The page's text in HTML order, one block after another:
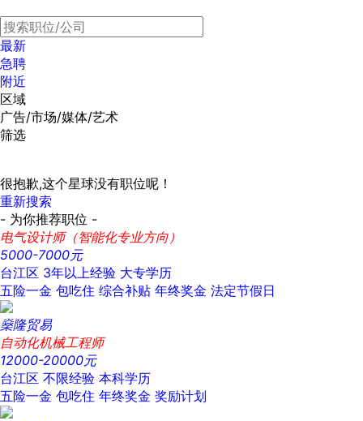
最新
急聘
附近
区域
广告/市场/媒体/艺术
筛选
很抱歉,这个星球没有职位呢！
重新搜索
- 为你推荐职位 -
电气设计师（智能化专业方向）
5000-7000元
台江区 3年以上经验 大专学历
五险一金 包吃住 综合补贴 年终奖金 法定节假日
燊隆贸易
自动化机械工程师
12000-20000元
台江区 不限经验 本科学历
五险一金 包吃住 年终奖金 奖励计划